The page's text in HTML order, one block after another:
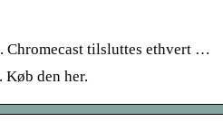
Chromecast tilsluttes ethvert …
den her.